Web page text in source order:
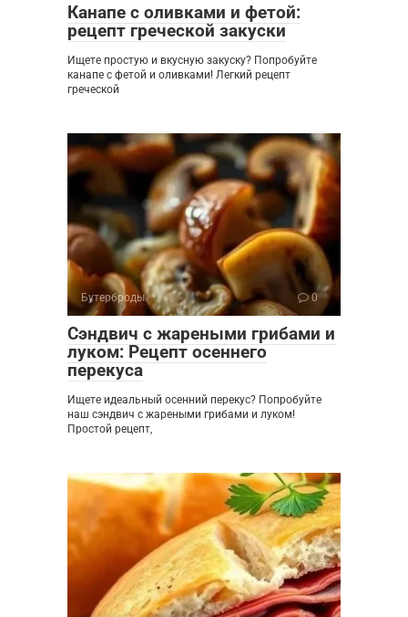
Канапе с оливками и фетой:
рецепт греческой закуски
Ищете простую и вкусную закуску? Попробуйте
канапе с фетой и оливками! Легкий рецепт
греческой
Бутерброды 0
Сэндвич с жареными грибами и
луком: Рецепт осеннего
перекуса
Ищете идеальный осенний перекус? Попробуйте
наш сэндвич с жареными грибами и луком!
Простой рецепт,